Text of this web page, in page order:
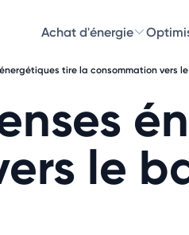
Achat d'énergie
tire la consommation vers
le